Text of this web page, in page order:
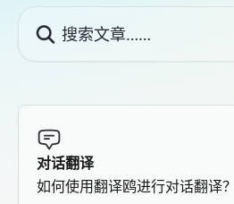
对话翻译
如何使用翻译鸥进行对话翻译？